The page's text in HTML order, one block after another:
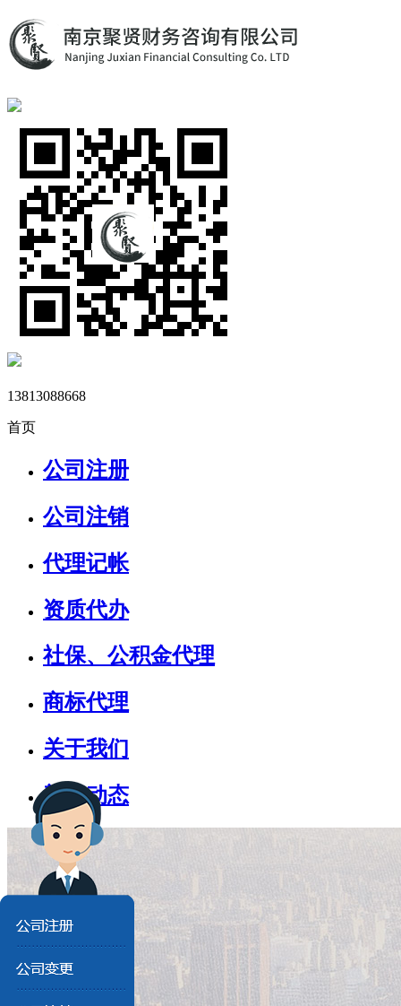
13813088668
首页
公司注册
公司注销
代理记帐
资质代办
社保、公积金代理
商标代理
关于我们
新闻动态